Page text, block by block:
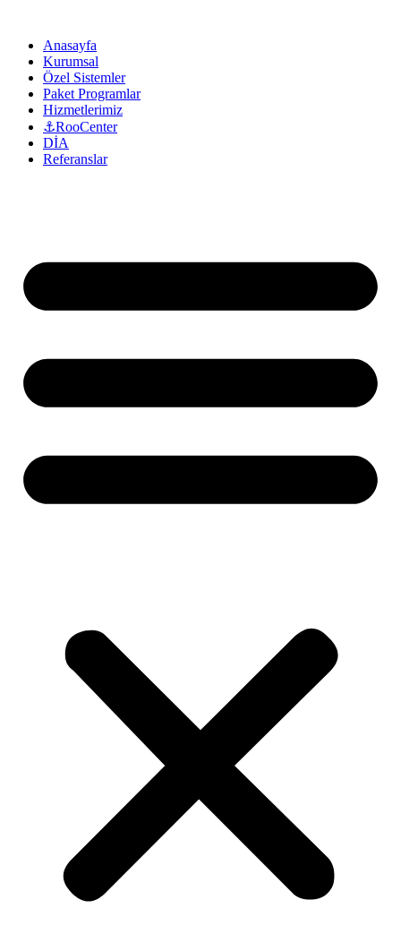
Anasayfa
Kurumsal
Özel Sistemler
Paket Programlar
Hizmetlerimiz
⚓RooCenter
DİA
Referanslar